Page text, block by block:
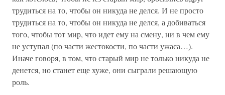
трудиться на то, чтобы он никуда не делся. И не просто
трудиться на то, чтобы он никуда не делся, а добиваться
того, чтобы тот мир, что идет ему на смену, ни в чем ему
не уступал (по части жестокости, по части ужаса…).
Иначе говоря, в том, что старый мир не только никуда не
денется, но станет еще хуже, они сыграли решающую
роль.